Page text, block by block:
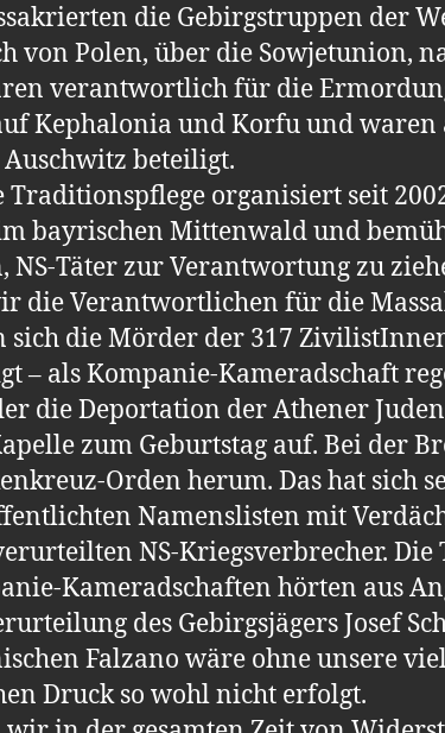
die Gebirgstruppen der
von Polen, über die Sowjetunion,
verantwortlich für die
Kephalonia und Korfu und
beteiligt.
organisiert seit
bayrischen Mittenwald und
Täter zur Verantwortung zu
die Verantwortlichen für die
sich die Mörder der 317
– als Kompanie-Kameradschaft
die Deportation der Athener
zum Geburtstag auf. Bei der
Orden herum. Das hat sich
Namenslisten mit
NS-Kriegsverbrecher.
Kameradschaften hörten aus
des Gebirgsjägers Josef
Falzano wäre ohne unsere
Druck so wohl nicht erfolgt.